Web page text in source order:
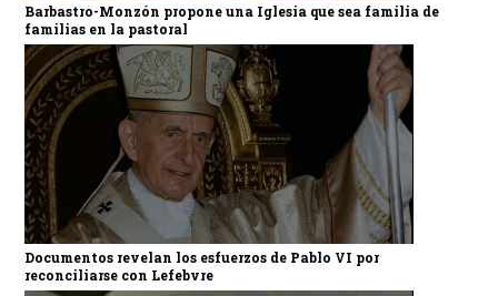
Barbastro-Monzón propone una Iglesia que sea familia de
familias en la pastoral
Documentos revelan los esfuerzos de Pablo VI por
reconciliarse con Lefebvre